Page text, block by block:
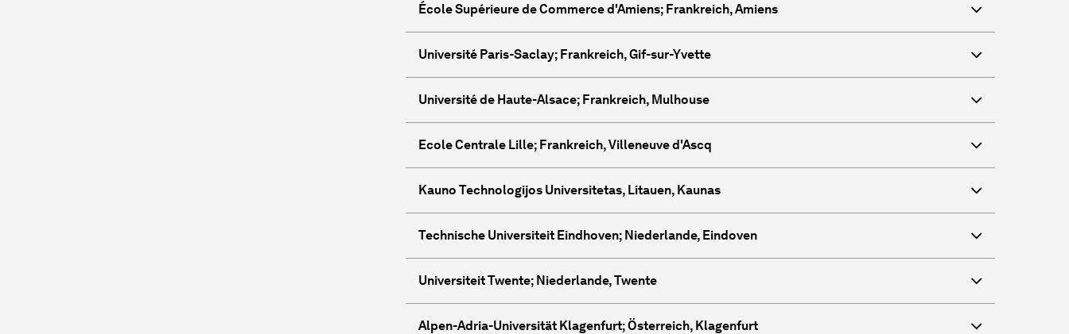
École Supérieure de Commerce d'Amiens; Frankreich, Amiens
Université Paris-Saclay; Frankreich, Gif-sur-Yvette
Université de Haute-Alsace; Frankreich, Mulhouse
Ecole Centrale Lille; Frankreich, Villeneuve d'Ascq
Kauno Technologijos Universitetas, Litauen, Kaunas
Technische Universiteit Eindhoven; Niederlande, Eindoven
Universiteit Twente; Niederlande, Twente
Alpen-Adria-Uni­ver­si­tät Klagenfurt; Österreich, Klagenfurt